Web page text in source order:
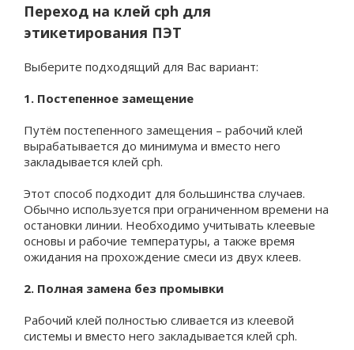
Переход на клей cph для
этикетирования ПЭТ
Выберите подходящий для Вас вариант:
1. Постепенное замещение
Путём постепенного замещения – рабочий клей
вырабатывается до минимума и вместо него
закладывается клей cph.
Этот способ подходит для большинства случаев.
Обычно используется при ограниченном времени на
остановки линии. Необходимо учитывать клеевые
основы и рабочие температуры, а также время
ожидания на прохождение смеси из двух клеев.
2. Полная замена без промывки
Рабочий клей полностью сливается из клеевой
системы и вместо него закладывается клей cph.